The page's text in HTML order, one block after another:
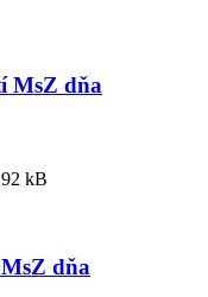
MsZ dňa
kB
dňa